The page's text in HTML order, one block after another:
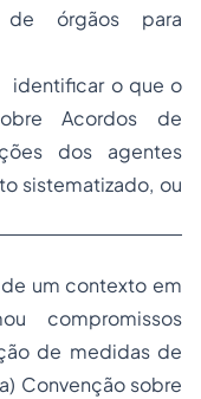
de órgãos para
identificar o que o
Acordos de
dos agentes
sistematizado, ou
um contexto em
compromissos
de medidas de
Convenção sobre